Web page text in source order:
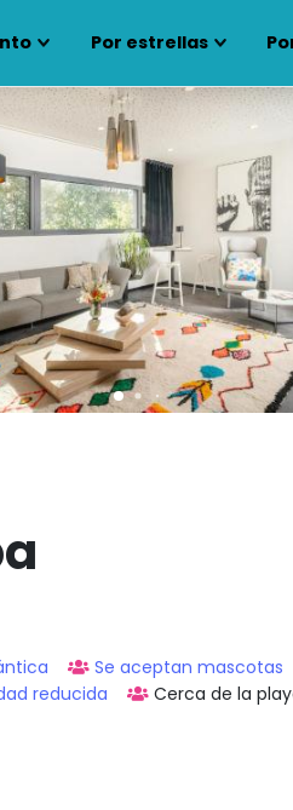
Por estrellas
Se aceptan mascotas
reducida Cerca de la